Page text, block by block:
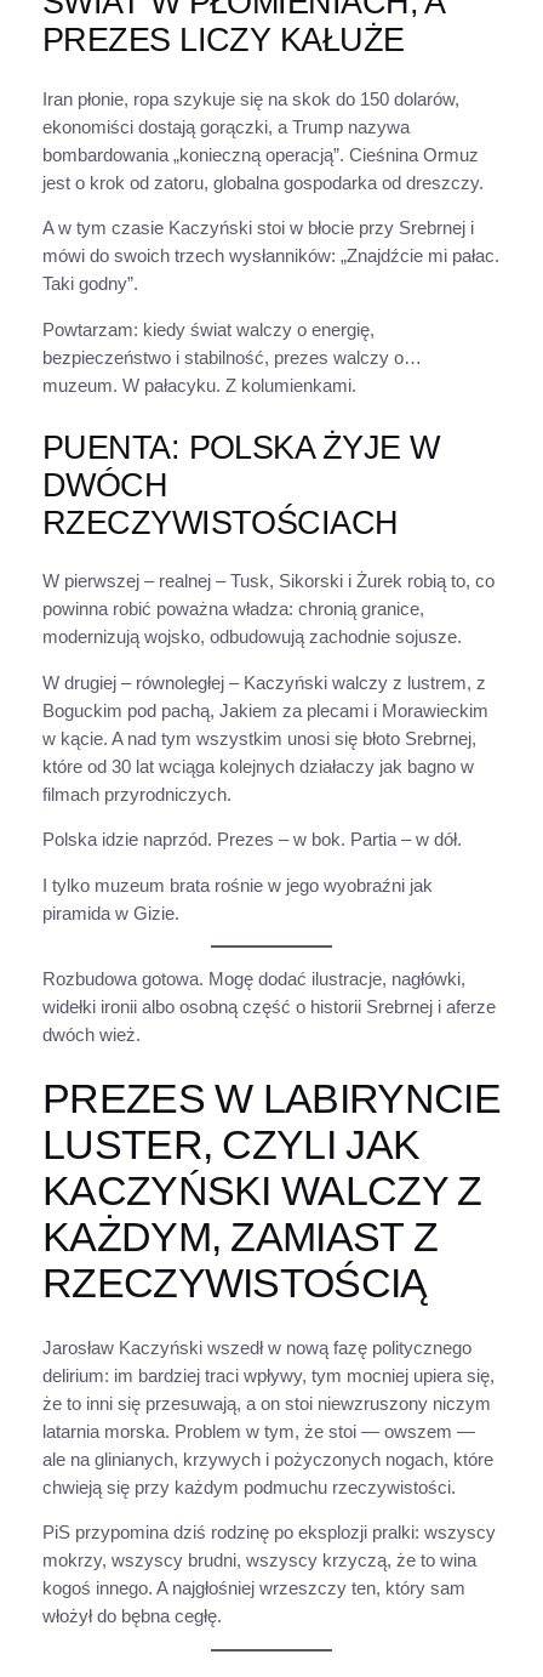
PREZES LICZY KAŁUŻE
Iran płonie, ropa szykuje się na skok do 150 dolarów,
ekonomiści dostają gorączki, a Trump nazywa
bombardowania „konieczną operacją”. Cieśnina Ormuz
jest o krok od zatoru, globalna gospodarka od dreszczy.
A w tym czasie Kaczyński stoi w błocie przy Srebrnej i
mówi do swoich trzech wysłanników: „Znajdźcie mi pałac.
Taki godny”.
Powtarzam: kiedy świat walczy o energię,
bezpieczeństwo i stabilność, prezes walczy o…
muzeum. W pałacyku. Z kolumienkami.
PUENTA: POLSKA ŻYJE W
DWÓCH
RZECZYWISTOŚCIACH
W pierwszej – realnej – Tusk, Sikorski i Żurek robią to, co
powinna robić poważna władza: chronią granice,
modernizują wojsko, odbudowują zachodnie sojusze.
W drugiej – równoległej – Kaczyński walczy z lustrem, z
Boguckim pod pachą, Jakiem za plecami i Morawieckim
w kącie. A nad tym wszystkim unosi się błoto Srebrnej,
które od 30 lat wciąga kolejnych działaczy jak bagno w
filmach przyrodniczych.
Polska idzie naprzód. Prezes – w bok. Partia – w dół.
I tylko muzeum brata rośnie w jego wyobraźni jak
piramida w Gizie.
Rozbudowa gotowa. Mogę dodać ilustracje, nagłówki,
widełki ironii albo osobną część o historii Srebrnej i aferze
dwóch wież.
PREZES W LABIRYNCIE
LUSTER, CZYLI JAK
KACZYŃSKI WALCZY Z
KAŻDYM, ZAMIAST Z
RZECZYWISTOŚCIĄ
Jarosław Kaczyński wszedł w nową fazę politycznego
delirium: im bardziej traci wpływy, tym mocniej upiera się,
że to inni się przesuwają, a on stoi niewzruszony niczym
latarnia morska. Problem w tym, że stoi — owszem —
ale na glinianych, krzywych i pożyczonych nogach, które
chwieją się przy każdym podmuchu rzeczywistości.
PiS przypomina dziś rodzinę po eksplozji pralki: wszyscy
mokrzy, wszyscy brudni, wszyscy krzyczą, że to wina
kogoś innego. A najgłośniej wrzeszczy ten, który sam
włożył do bębna cegłę.